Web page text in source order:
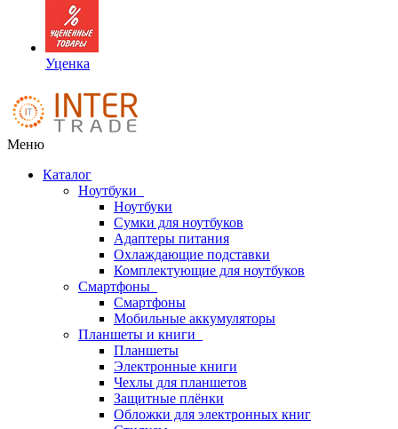
Уценка
Меню
Каталог
Ноутбуки
Ноутбуки
Сумки для ноутбуков
Адаптеры питания
Охлаждающие подставки
Комплектующие для ноутбуков
Смартфоны
Смартфоны
Мобильные аккумуляторы
Планшеты и книги
Планшеты
Электронные книги
Чехлы для планшетов
Защитные плёнки
Обложки для электронных книг